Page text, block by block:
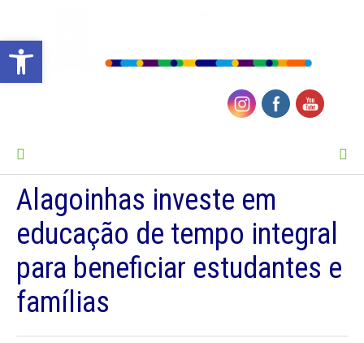
Barra de Ferramentas Aberta
Alagoinhas investe em
educação de tempo integral
para beneficiar estudantes e
famílias